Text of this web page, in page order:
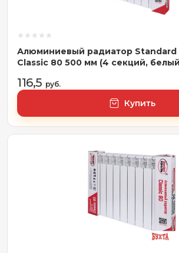
Алюминиевый радиатор Standard
Classic 80 500 мм (4 секций,
116,5 руб.
Купить